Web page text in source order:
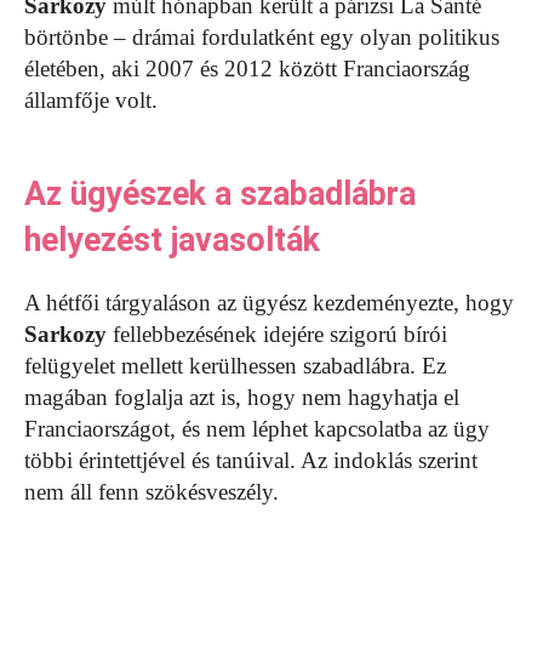
Sarkozy múlt hónapban került a párizsi La Santé
börtönbe – drámai fordulatként egy olyan politikus
életében, aki 2007 és 2012 között Franciaország
államfője volt.
Az ügyészek a szabadlábra
helyezést javasolták
A hétfői tárgyaláson az ügyész kezdeményezte, hogy
Sarkozy fellebbezésének idejére szigorú bírói
felügyelet mellett kerülhessen szabadlábra. Ez
magában foglalja azt is, hogy nem hagyhatja el
Franciaországot, és nem léphet kapcsolatba az ügy
többi érintettjével és tanúival. Az indoklás szerint
nem áll fenn szökésveszély.